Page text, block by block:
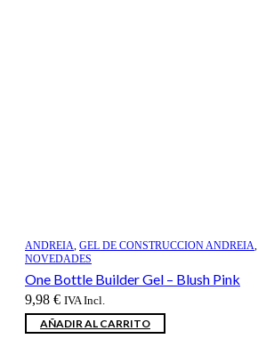
ANDREIA, GEL DE CONSTRUCCION ANDREIA,
NOVEDADES
One Bottle Builder Gel – Blush Pink
9,98 € IVA Incl.
AÑADIR AL CARRITO